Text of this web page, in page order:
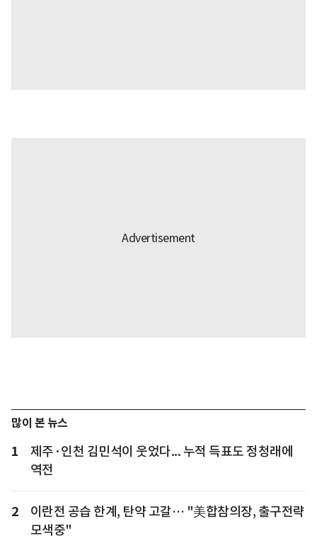
많이 본 뉴스
1
제주·인천 김민석이 웃었다... 누적 득표도 정청래에
역전
2
이란전 공습 한계, 탄약 고갈… "美합참의장, 출구전략
모색중"